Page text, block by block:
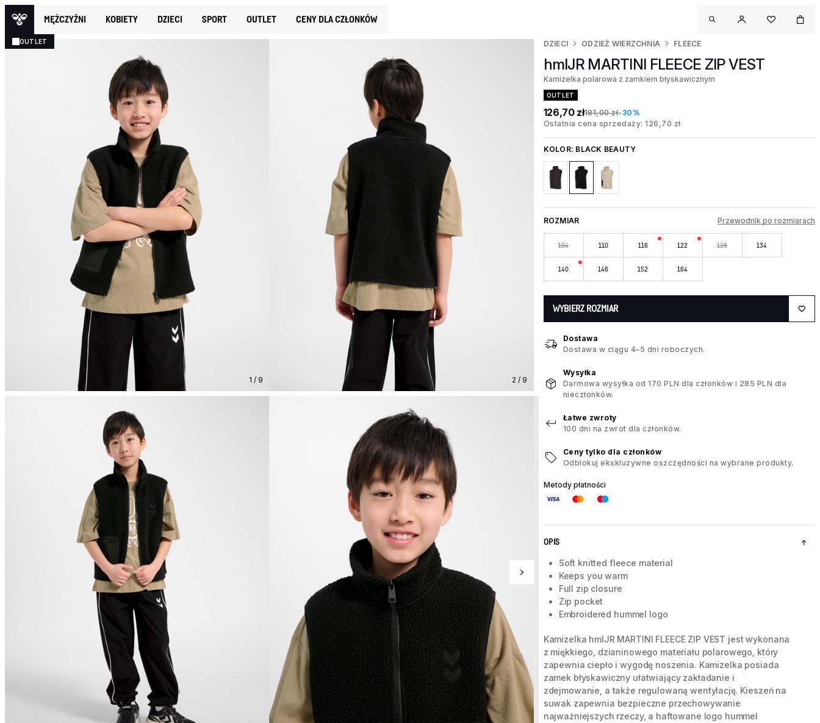
MĘŻCZYŹNI KOBIETY DZIECI SPORT OUTLET CENY DLA CZŁONKÓW
OUTLET
1 / 9 2 / 9
DZIECI ODZIEŻ WIERZCHNIA FLEECE
hmlJR MARTINI FLEECE ZIP VEST
Kamizelka polarowa z zamkiem błyskawicznym
OUTLET
126,70 zł181,00 zł-30%
Ostatnia cena sprzedaży: 126,70 zł
KOLOR: BLACK BEAUTY
ROZMIAR Przewodnik po rozmiarach
104 110 116 122 128 134
140 146 152 164
WYBIERZ ROZMIAR
Dostawa
Dostawa w ciągu 4–5 dni roboczych.
Wysyłka
Darmowa wysyłka od 170 PLN dla członków i 285 PLN dla
nieczłonków.
Łatwe zwroty
100 dni na zwrot dla członków.
Ceny tylko dla członków
Odblokuj ekskluzywne oszczędności na wybrane produkty.
Metody płatności
OPIS
Soft knitted fleece material
Keeps you warm
Full zip closure
Zip pocket
Embroidered hummel logo
Kamizelka hmlJR MARTINI FLEECE ZIP VEST jest wykonana
z miękkiego, dzianinowego materiału polarowego, który
zapewnia ciepło i wygodę noszenia. Kamizelka posiada
zamek błyskawiczny ułatwiający zakładanie i
zdejmowanie, a także regulowaną wentylację. Kieszeń na
suwak zapewnia bezpieczne przechowywanie
najważniejszych rzeczy, a haftowane logo hummel